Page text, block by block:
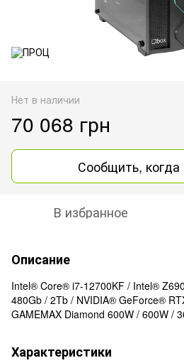
Нет в наличии
70 068 грн
Сообщить, когда
В избранное
Описание
Intel® Core® i7-12700KF / Intel®
480Gb / 2Tb / NVIDIA® GeForce®
GAMEMAX Diamond 600W / 600W /
Характеристики